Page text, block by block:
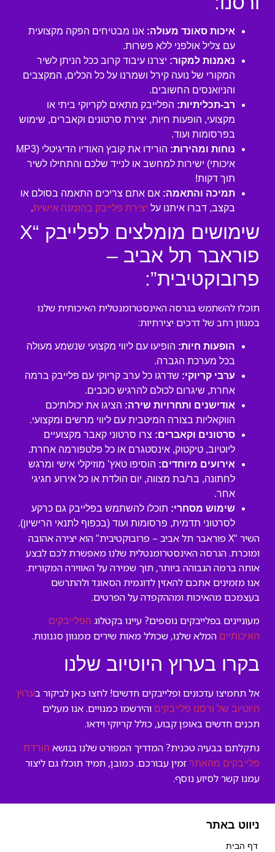
איכות סאונד מעולה: אנו מבטיחים הפקה מקצועית
עם צליל אולפני ללא פשרות.
נאמנות למקור: יצרנו עיבוד קרוב ככל הניתן לשיר
המקורי של נועה קירל ושמרנו על כל הכלים, המקצבים
והניואנסים החשובים.
רב-תכליתיות: הפלייבק מתאים לקריוקי ביתי או
מקצועי, הופעות חיות, יצירת סרטונים וקאברים, שימוש
בפרסומות ועוד.
נוחות ומהירות:
הורידו את קובץ האודיו הדיגיטלי (MP3
איכותי) ישירות למחשב או לנייד שלכם והתחילו לשיר
תוך דקות!
תמיכה והתאמה: אם אתם צריכים התאמה בסולם או
בקצב, דברו איתנו על יצירת פלייבק בהזמנה אישית.
שימושים מומלצים לפלייבק “X
פוראבר תל אביב –
פרובוקטיבית”:
תוכלו להשתמש בגרסה האינסטרומנטלית האיכותית שלנו
במגוון רחב של דרכים יצירתיות:
הופעות חיות: הופיעו עם ליווי מקצועי שנשמע מעולה
בכל מערכת הגברה.
ערבי קריוקי: שדרגו כל ערב קריוקי עם פלייבק ברמה
אחרת, שיגרום לכולם להרגיש כוכבים.
אודישנים ותחרויות שירה: הציגו את יכולותיכם
הווקאליות בצורה המיטבית עם ליווי מרשים ומקצועי.
סרטונים וקאברים: צרו סרטוני קאבר מקצועיים
ליוטיוב, טיקטוק, אינסטגרם או כל פלטפורמה אחרת.
אירועים מיוחדים: הוסיפו טאץ’ מוזיקלי אישי ומרגש
לחתונה, בר/בת מצווה, יום הולדת או כל אירוע חגיגי
אחר.
שימוש מסחרי: תוכלו להשתמש בפלייבק גם כרקע
לסרטוני תדמית, פרסומות ועוד (בכפוף לתנאי הרישיון).
השיר “X פוראבר תל אביב – פרובוקטיבית” הוא יצירה אהובה
ומוכרת. הגרסה האינסטרומנטלית שלנו מאפשרת לכם לבצע
אותה ברמה הגבוהה ביותר, תוך שמירה על האווירה המקורית.
אנו מזמינים אתכם להאזין לדוגמית הסאונד ולהתרשם
בעצמכם מהאיכות ומההקפדה על הפרטים.
מעוניינים בפלייבקים נוספים? עיינו בקטלוג הפלייבקים
האיכותיים המלא שלנו, שכולל מאות שירים ממגוון סגנונות.
בקרו בערוץ היוטיוב שלנו
אל תחמיצו עדכונים ופלייבקים חדשים! לחצו כאן לביקור בערוץ
היוטיוב של ורסנו פלייבקים והירשמו כמנויים. אנו מעלים
תכנים חדשים באופן קבוע, כולל קריוקי וידאו.
נתקלתם בבעיה טכנית? המדריך המפורט שלנו בנושא הורדת
פלייבקים מהאתר זמין עבורכם. כמובן, תמיד תוכלו גם ליצור
עמנו קשר לסיוע נוסף.
ניווט באתר
דף הבית